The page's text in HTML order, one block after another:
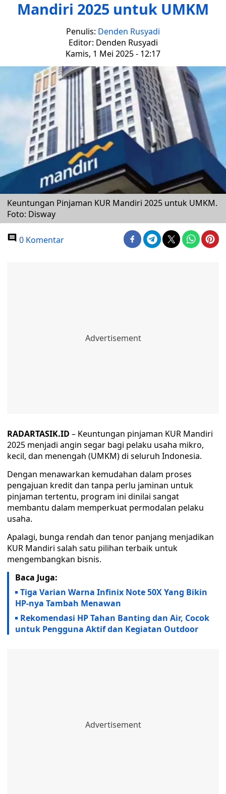
Mandiri 2025 untuk UMKM
Penulis: Denden Rusyadi
Editor: Denden Rusyadi
Kamis, 1 Mei 2025 - 12:17
Keuntungan Pinjaman KUR Mandiri 2025 untuk UMKM.
Foto: Disway
0 Komentar
RADARTASIK.ID – Keuntungan pinjaman KUR Mandiri
2025 menjadi angin segar bagi pelaku usaha mikro,
kecil, dan menengah (UMKM) di seluruh Indonesia.
Dengan menawarkan kemudahan dalam proses
pengajuan kredit dan tanpa perlu jaminan untuk
pinjaman tertentu, program ini dinilai sangat
membantu dalam memperkuat permodalan pelaku
usaha.
Apalagi, bunga rendah dan tenor panjang menjadikan
KUR Mandiri salah satu pilihan terbaik untuk
mengembangkan bisnis.
Baca Juga:
Tiga Varian Warna Infinix Note 50X Yang Bikin
HP-nya Tambah Menawan
Rekomendasi HP Tahan Banting dan Air, Cocok
untuk Pengguna Aktif dan Kegiatan Outdoor